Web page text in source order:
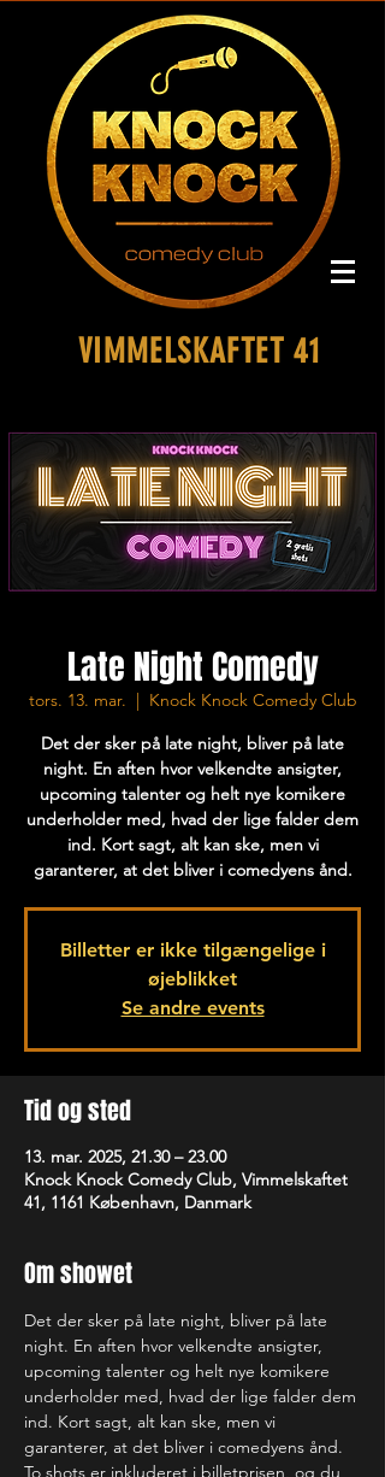
VIMMELSKAFTET 41
Late Night Comedy
tors. 13. mar.
  |
Knock Knock Comedy Club
Det der sker på late night, bliver på late
night. En aften hvor velkendte ansigter,
upcoming talenter og helt nye komikere
underholder med, hvad der lige falder dem
ind. Kort sagt, alt kan ske, men vi
garanterer, at det bliver i comedyens ånd.
Billetter er ikke tilgængelige i
øjeblikket
Se andre events
Tid og sted
13. mar. 2025, 21.30 – 23.00
Knock Knock Comedy Club, Vimmelskaftet
41, 1161 København, Danmark
Om showet
Det der sker på late night, bliver på late
night. En aften hvor velkendte ansigter,
upcoming talenter og helt nye komikere
underholder med, hvad der lige falder dem
ind. Kort sagt, alt kan ske, men vi
garanterer, at det bliver i comedyens ånd.
To shots er inkluderet i billetprisen, og du